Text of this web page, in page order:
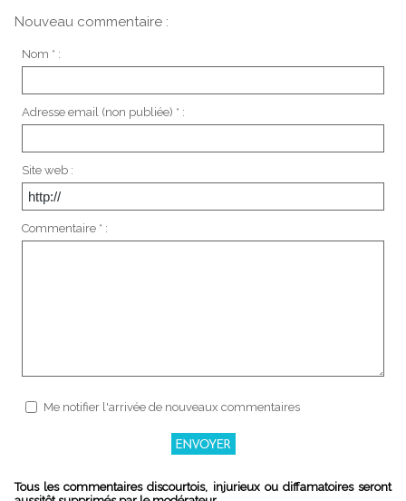
Nouveau commentaire :
Nom * :
Adresse email (non publiée) * :
Site web :
Commentaire * :
Me notifier l'arrivée de nouveaux commentaires
Tous les commentaires discourtois, injurieux ou diffamatoires seront